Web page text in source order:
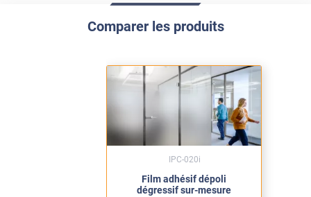
Comparer les produits
Film adhésif dépoli
dégressif sur-mesure
IPC-020i